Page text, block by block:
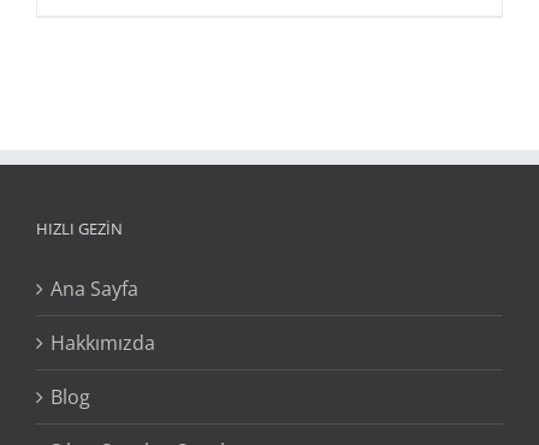
HIZLI GEZİN
Ana Sayfa
Hakkımızda
Blog